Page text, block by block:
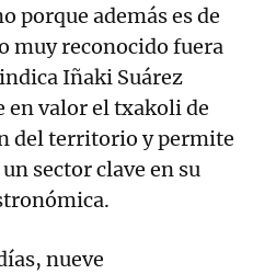
porque además es de
muy reconocido fuera
Iñaki Suárez
en valor el txakoli de
del territorio y permite
sector clave en su
nueve